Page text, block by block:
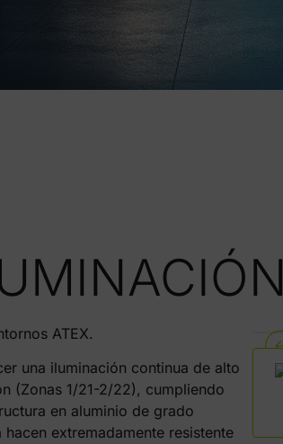
ATEX.
una iluminación continua de alto
(Zonas 1/21-2/22), cumpliendo
en aluminio de grado
extremadamente resistente